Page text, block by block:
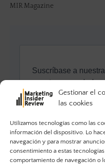
Gestionar el
las cookies
Utilizamos tecnologías como las
información del dispositivo. Lo
navegación y para mostrar
consentimiento a estas
comportamiento de navegación o
MIR Magazine